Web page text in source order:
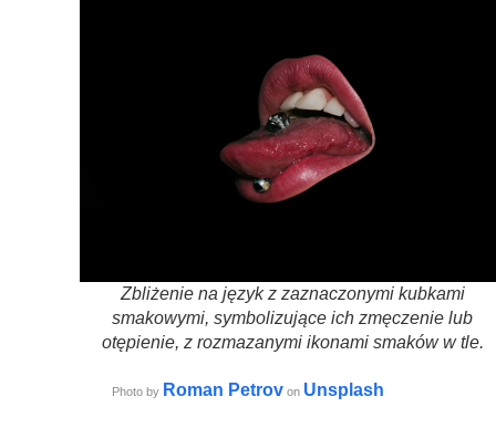
Zbliżenie na język z zaznaczonymi kubkami
smakowymi, symbolizujące ich zmęczenie lub
otępienie, z rozmazanymi ikonami smaków w tle.
Photo by Roman Petrov on Unsplash